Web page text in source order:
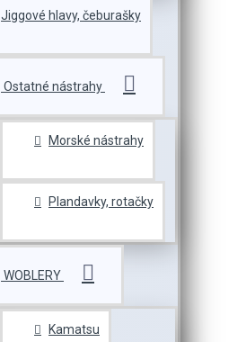
Jiggové hlavy, čeburašky
Ostatné nástrahy
Morské nástrahy
Plandavky, rotačky
WOBLERY
Kamatsu